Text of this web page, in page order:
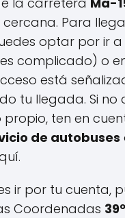
Para
optar por ir a
complicado) o
está
tu llegada. Si no
propio, ten en
de autobuses
ir por tu cuenta,
Coordenadas